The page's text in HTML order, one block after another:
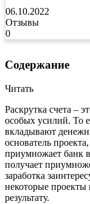
06.10.2022
Отзывы
0
Содержание
Читать
Раскрутка счета –
особых усилий. То
вкладывают
основатель
приумножает банк
получает
заработка
некоторые проекты
результату.